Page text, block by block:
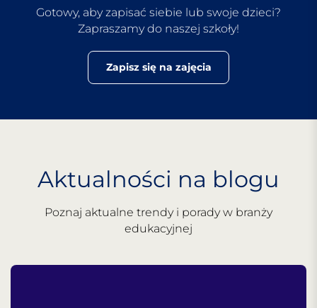
Gotowy, aby zapisać siebie lub swoje dzieci?
Zapraszamy do naszej szkoły!
Zapisz się na zajęcia
Aktualności na blogu
Poznaj aktualne trendy i porady w branży
edukacyjnej